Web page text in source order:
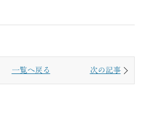
一覧へ戻る 次の記事